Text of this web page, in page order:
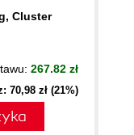
Cluster
267.82 zł
70,98 zł (21%)